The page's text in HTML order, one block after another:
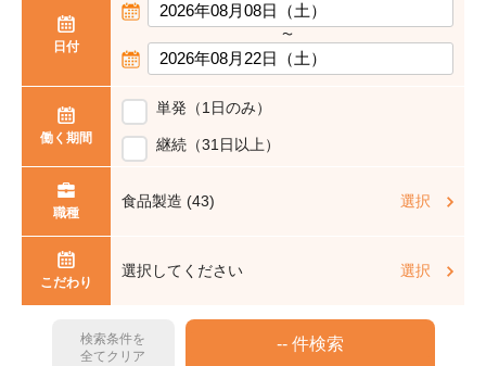
日付
〜
働く期間
単発（1日のみ）
継続（31日以上）
職種
食品製造 (43) 選択
こだわり
選択してください 選択
検索条件を
全てクリア